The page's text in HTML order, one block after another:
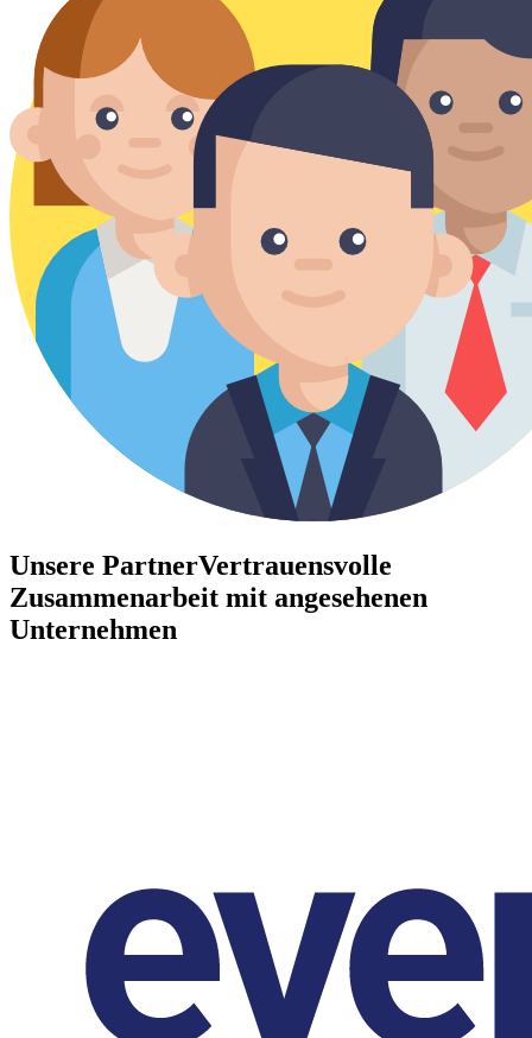
Unsere PartnerVertrauensvolle
Zusammenarbeit mit angesehenen
Unternehmen